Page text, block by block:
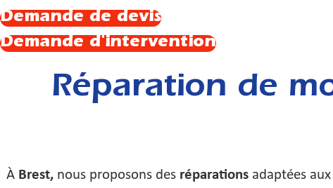
Demande de devis
Demande d'intervention
Réparation de
À Brest, nous proposons des réparations adaptées